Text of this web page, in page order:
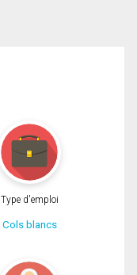
Type d'emploi
Cols blancs